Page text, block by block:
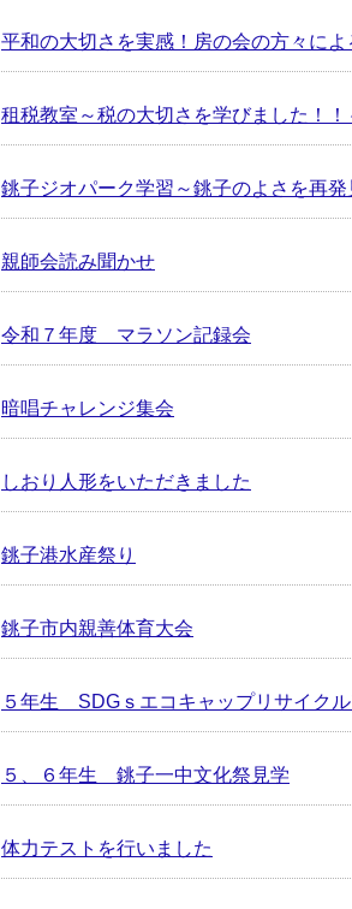
平和の大切さを実感！房の会の方々によ
租税教室～税の大切さを学びました！！
銚子ジオパーク学習～銚子のよさを再発
親師会読み聞かせ
令和７年度 マラソン記録会
暗唱チャレンジ集会
しおり人形をいただきました
銚子港水産祭り
銚子市内親善体育大会
５年生 SDGｓエコキャップリサイクル
５、６年生 銚子一中文化祭見学
体力テストを行いました